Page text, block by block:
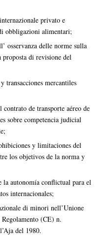
privato e
obbligazioni alimentari;
osservanza delle norme sulla
proposta di revisione del
transacciones mercantiles
contrato de transporte aéreo de
sobre competencia judicial
y limitaciones del
los objetivos de la norma y
la autonomía conflictual para el
internacionales;
di minori nell’Unione
(CE) n.
del 1980.